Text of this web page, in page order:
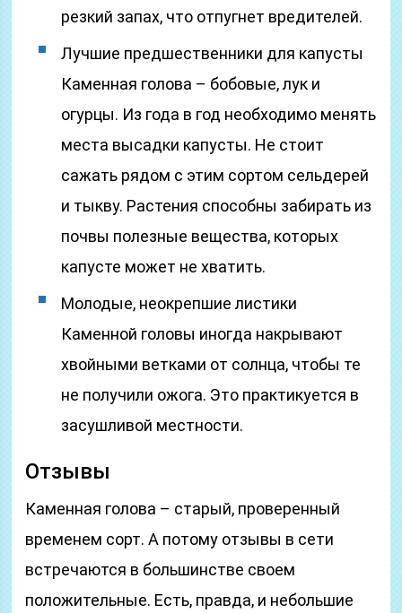
резкий запах, что отпугнет вредителей.
Лучшие предшественники для капусты
Каменная голова – бобовые, лук и
огурцы. Из года в год необходимо менять
места высадки капусты. Не стоит
сажать рядом с этим сортом сельдерей
и тыкву. Растения способны забирать из
почвы полезные вещества, которых
капусте может не хватить.
Молодые, неокрепшие листики
Каменной головы иногда накрывают
хвойными ветками от солнца, чтобы те
не получили ожога. Это практикуется в
засушливой местности.
Отзывы
Каменная голова – старый, проверенный
временем сорт. А потому отзывы в сети
встречаются в большинстве своем
положительные. Есть, правда, и небольшие